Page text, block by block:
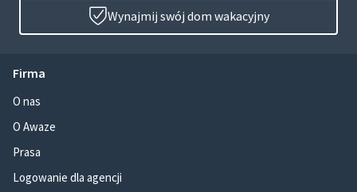
Wynajmij swój dom wakacyjny
Firma
O nas
O Awaze
Prasa
Logowanie dla agencji